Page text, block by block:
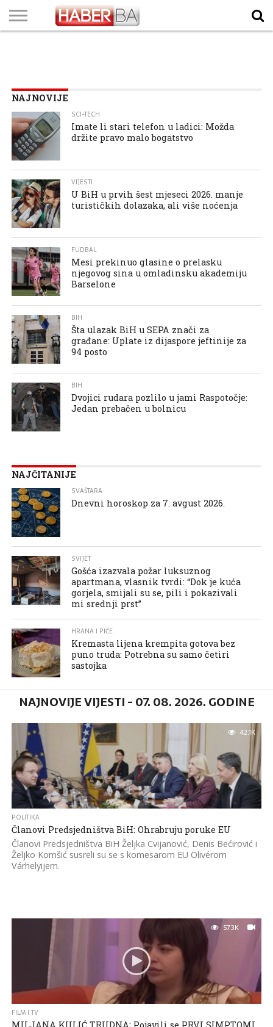
NAJNOVIJE
SCI-TECH
Imate li stari telefon u ladici: Možda
držite pravo malo bogatstvo
VIJESTI
U BiH u prvih šest mjeseci 2026. manje
turističkih dolazaka, ali više noćenja
FUDBAL
Mesi prekinuo glasine o prelasku
njegovog sina u omladinsku akademiju
Barselone
BIH
Šta ulazak BiH u SEPA znači za
građane: Uplate iz dijaspore jeftinije za
94 posto
BIH
Dvojici rudara pozlilo u jami Raspotočje:
Jedan prebačen u bolnicu
NAJČITANIJE
SVAŠTARA
Dnevni horoskop za 7. avgust 2026.
SVIJET
Gošća izazvala požar luksuznog
apartmana, vlasnik tvrdi: “Dok je kuća
gorjela, smijali su se, pili i pokazivali
mi srednji prst”
HRANA I PIĆE
Kremasta lijena krempita gotova bez
puno truda: Potrebna su samo četiri
sastojka
NAJNOVIJE VIJESTI - 07. 08. 2026. GODINE
42.1K
POLITIKA
Članovi Predsjedništva BiH: Ohrabruju poruke EU
Članovi Predsjedništva BiH Željka Cvijanović, Denis Bećirović i
Željko Komšić susreli su se s komesarom EU Olivérom
Várhelyijem.
57.3K
FILM I TV